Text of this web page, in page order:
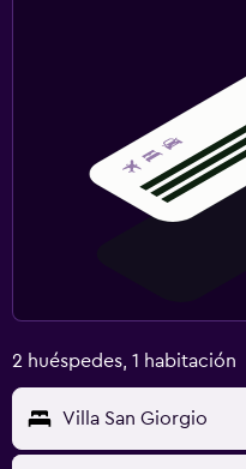
2 huéspedes, 1 habitación
Villa San Giorgio